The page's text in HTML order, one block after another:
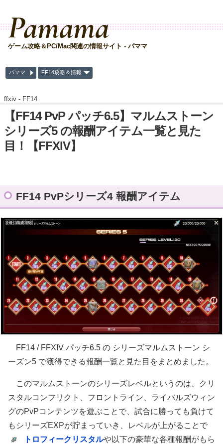
Pamama
ゲーム攻略＆PC/Mac関連の情報サイト - パママ
パママ FF14攻略＆情報
ffxiv - FF14
【FF14 PvP パッチ6.5】マルムストーン
シリーズ5 の報酬アイテム一覧と見た
目！【FFXIV】
FF14 PvPシリーズ4 報酬アイテム
FF14 / FFXIV パッチ6.5 の シリーズマルムストーン シ
ーズン5 で獲得できる報酬一覧と見た目をまとめました。
このマルムストーンのシリーズレベルというのは、クリ
スタルコンフリクト、フロントライン、ライバルズウィン
グのPvPコンテンツを遊ぶことで、試合に勝っても負けて
もシリーズEXPが貯まっていき、レベルが上がることで
トロフィークリスタルや以下の豪華な各種報酬がもら